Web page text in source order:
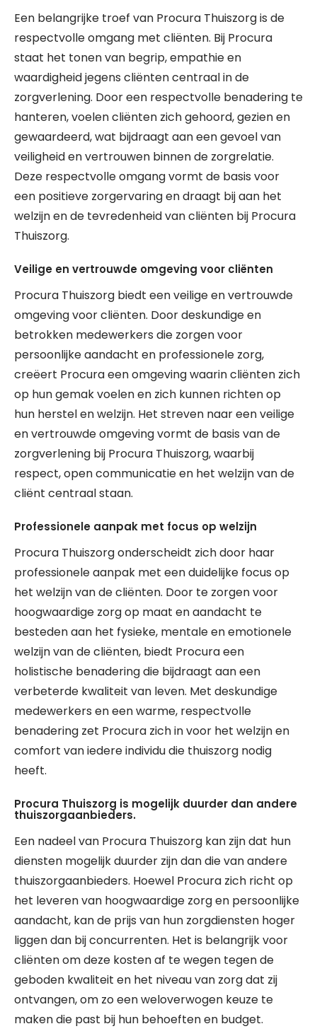
Een belangrijke troef van Procura Thuiszorg is de
respectvolle omgang met cliënten. Bij Procura
staat het tonen van begrip, empathie en
waardigheid jegens cliënten centraal in de
zorgverlening. Door een respectvolle benadering te
hanteren, voelen cliënten zich gehoord, gezien en
gewaardeerd, wat bijdraagt aan een gevoel van
veiligheid en vertrouwen binnen de zorgrelatie.
Deze respectvolle omgang vormt de basis voor
een positieve zorgervaring en draagt bij aan het
welzijn en de tevredenheid van cliënten bij Procura
Thuiszorg.
Veilige en vertrouwde omgeving voor cliënten
Procura Thuiszorg biedt een veilige en vertrouwde
omgeving voor cliënten. Door deskundige en
betrokken medewerkers die zorgen voor
persoonlijke aandacht en professionele zorg,
creëert Procura een omgeving waarin cliënten zich
op hun gemak voelen en zich kunnen richten op
hun herstel en welzijn. Het streven naar een veilige
en vertrouwde omgeving vormt de basis van de
zorgverlening bij Procura Thuiszorg, waarbij
respect, open communicatie en het welzijn van de
cliënt centraal staan.
Professionele aanpak met focus op welzijn
Procura Thuiszorg onderscheidt zich door haar
professionele aanpak met een duidelijke focus op
het welzijn van de cliënten. Door te zorgen voor
hoogwaardige zorg op maat en aandacht te
besteden aan het fysieke, mentale en emotionele
welzijn van de cliënten, biedt Procura een
holistische benadering die bijdraagt aan een
verbeterde kwaliteit van leven. Met deskundige
medewerkers en een warme, respectvolle
benadering zet Procura zich in voor het welzijn en
comfort van iedere individu die thuiszorg nodig
heeft.
Procura Thuiszorg is mogelijk duurder dan andere
thuiszorgaanbieders.
Een nadeel van Procura Thuiszorg kan zijn dat hun
diensten mogelijk duurder zijn dan die van andere
thuiszorgaanbieders. Hoewel Procura zich richt op
het leveren van hoogwaardige zorg en persoonlijke
aandacht, kan de prijs van hun zorgdiensten hoger
liggen dan bij concurrenten. Het is belangrijk voor
cliënten om deze kosten af te wegen tegen de
geboden kwaliteit en het niveau van zorg dat zij
ontvangen, om zo een weloverwogen keuze te
maken die past bij hun behoeften en budget.